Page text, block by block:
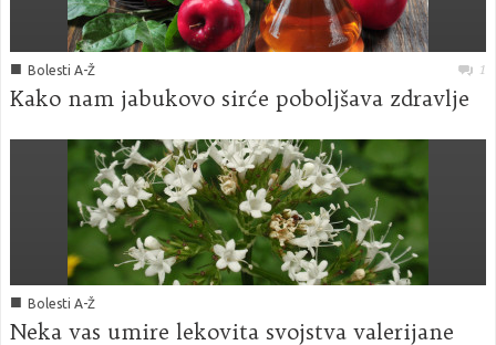
■ Bolesti A-Ž 1
Kako nam jabukovo sirće poboljšava zdravlje
■ Bolesti A-Ž
Neka vas umire lekovita svojstva valerijane